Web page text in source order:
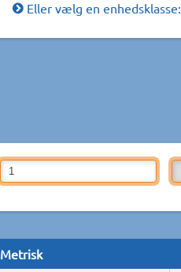
Eller vælg en enhedsklasse:
Metrisk